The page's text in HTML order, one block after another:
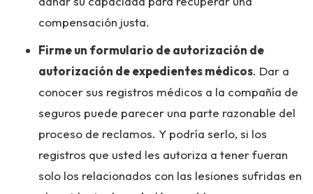
compensación justa.
Firme un formulario de autorización de
autorización de expedientes médicos. Dar a
conocer sus registros médicos a la compañía de
seguros puede parecer una parte razonable del
proceso de reclamos. Y podría serlo, si los
registros que usted les autoriza a tener fueran
solo los relacionados con las lesiones sufridas en